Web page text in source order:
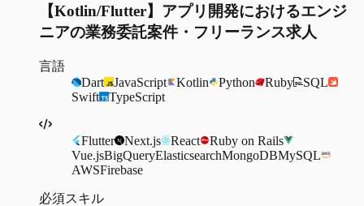
【Kotlin/Flutter】アプリ開発におけるエンジ
ニアの業務委託案件・フリーランス求人
言語
Dart
JavaScript Kotlin Python Ruby
SQL
Swift
TypeScript
Flutter Next.js React
Ruby on Rails
Vue.jsBigQueryElasticsearchMongoDBMySQL
AWSFirebase
必須スキル